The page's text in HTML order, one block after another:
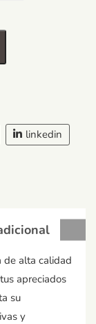
linkedin
alta calidad
apreciados
su
y